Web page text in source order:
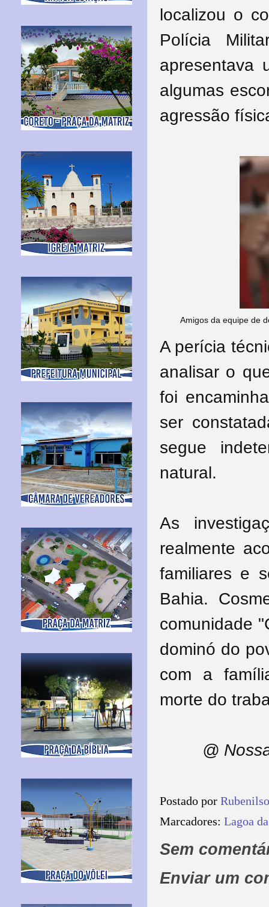
localizou o
Polícia
apresentava
algumas
agressão
Amigos da equipe de
A perícia
analisar o
foi
ser
segue
natural.
As
realmente
familiares e
Bahia.
comunidade
dominó do
com a
morte do
@
Postado por
Marcadores: Lagoa
Sem
Enviar um